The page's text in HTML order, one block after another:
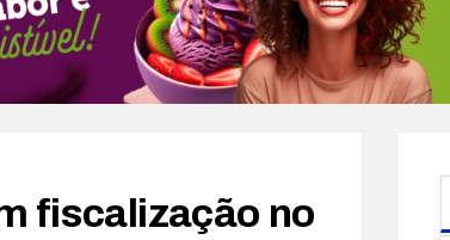
fiscalização no